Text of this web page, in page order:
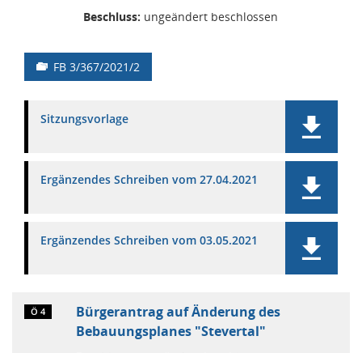
Beschluss: ungeändert beschlossen
FB 3/367/2021/2
Sitzungsvorlage
Ergänzendes Schreiben vom 27.04.2021
Ergänzendes Schreiben vom 03.05.2021
Ö 4
Bürgerantrag auf Änderung des
Bebauungsplanes "Stevertal"